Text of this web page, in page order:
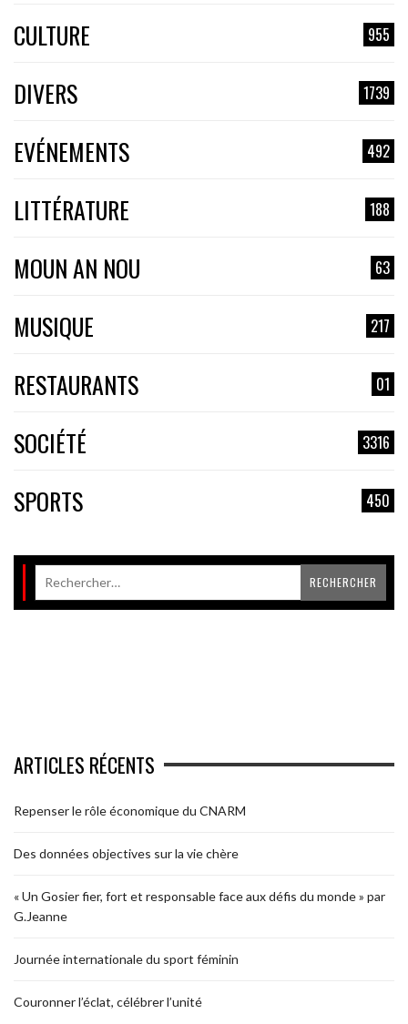
CULTURE 955
DIVERS 1739
EVÉNEMENTS 492
LITTÉRATURE 188
MOUN AN NOU 63
MUSIQUE 217
RESTAURANTS 01
SOCIÉTÉ 3316
SPORTS 450
ARTICLES RÉCENTS
Repenser le rôle économique du CNARM
Des données objectives sur la vie chère
« Un Gosier fier, fort et responsable face aux défis du monde » par
G.Jeanne
Journée internationale du sport féminin
Couronner l’éclat, célébrer l’unité